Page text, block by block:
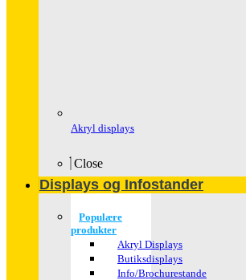
Akryl displays
Close
Displays og Infostander
Populære
produkter
Akryl Displays
Butiksdisplays
Info/Brochurestande